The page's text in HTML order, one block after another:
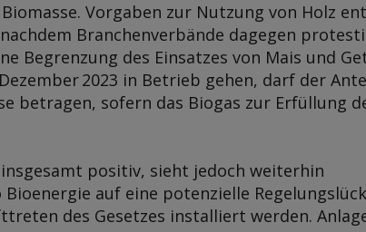
Vorgaben zur Nutzung von Holz
Branchenverbände dagegen
Begrenzung des Einsatzes von Mais und
2023 in Betrieb gehen, darf der
betragen, sofern das Biogas zur Erfüllung
positiv, sieht jedoch weiterhin
auf eine potenzielle
des Gesetzes installiert werden.